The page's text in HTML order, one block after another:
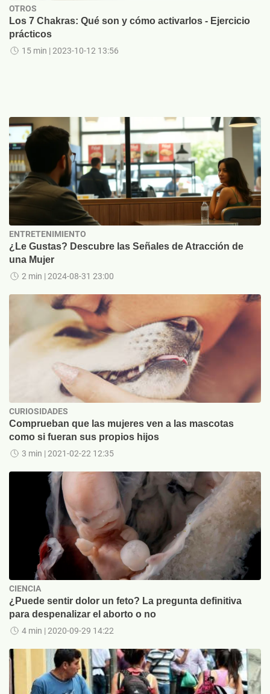
OTROS
Los 7 Chakras: Qué son y cómo activarlos - Ejercicio
prácticos
15 min | 2023-10-12 13:56
ENTRETENIMIENTO
¿Le Gustas? Descubre las Señales de Atracción de
una Mujer
2 min | 2024-08-31 23:00
CURIOSIDADES
Comprueban que las mujeres ven a las mascotas
como si fueran sus propios hijos
3 min | 2021-02-22 12:35
CIENCIA
¿Puede sentir dolor un feto? La pregunta definitiva
para despenalizar el aborto o no
4 min | 2020-09-29 14:22